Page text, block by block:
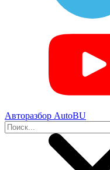
Авторазбор AutoBU